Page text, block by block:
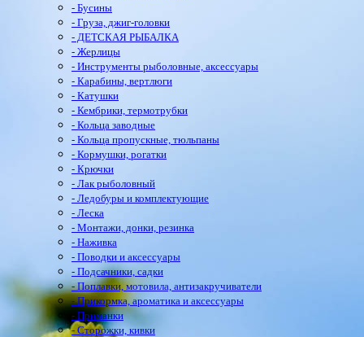
- Бусины
- Груза, джиг-головки
- ДЕТСКАЯ РЫБАЛКА
- Жерлицы
- Инструменты рыболовные, аксессуары
- Карабины, вертлюги
- Катушки
- Кембрики, термотрубки
- Кольца заводные
- Кольца пропускные, тюльпаны
- Кормушки, рогатки
- Крючки
- Лак рыболовный
- Ледобуры и комплектующие
- Леска
- Монтажи, донки, резинка
- Наживка
- Поводки и аксессуары
- Подсачники, садки
- Поплавки, мотовила, антизакручиватели
- Прикормка, ароматика и аксессуары
- Приманки
- Сторожки, кивки